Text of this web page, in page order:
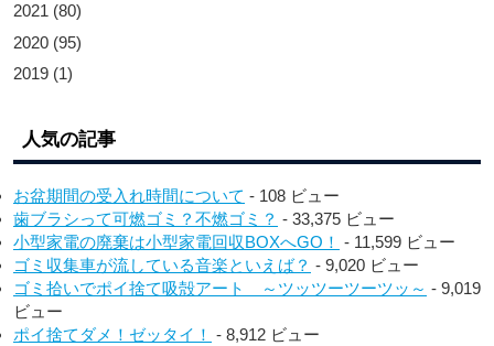
2021 (80)
2020 (95)
2019 (1)
人気の記事
お盆期間の受入れ時間について - 108 ビュー
歯ブラシって可燃ゴミ？不燃ゴミ？ - 33,375 ビュー
小型家電の廃棄は小型家電回収BOXへGO！ - 11,599 ビュー
ゴミ収集車が流している音楽といえば？ - 9,020 ビュー
ゴミ拾いでポイ捨て吸殻アート ～ツッツーツーツッ～ - 9,019
ビュー
ポイ捨てダメ！ゼッタイ！ - 8,912 ビュー